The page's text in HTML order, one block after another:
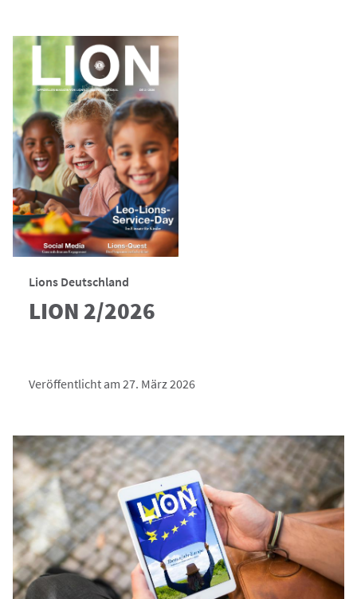
Lions Deutschland
LION 2/2026
Veröffentlicht am 27. März 2026